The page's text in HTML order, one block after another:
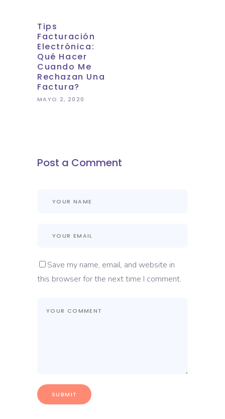
Tips
Facturación
Electrónica:
Qué Hacer
Cuando Me
Rechazan Una
Factura?
MAYO 2, 2020
Post a Comment
Save my name, email, and website in
this browser for the next time I comment.